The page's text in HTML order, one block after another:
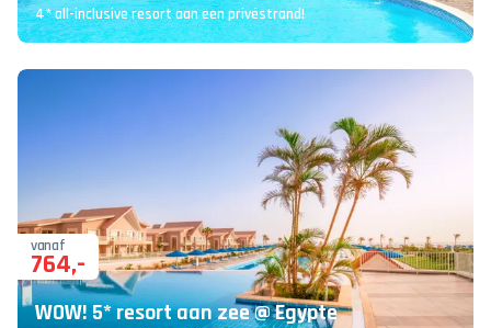
4* all-inclusive resort aan een privéstrand!
vanaf
764,-
WOW! 5* resort aan zee @ Egypte